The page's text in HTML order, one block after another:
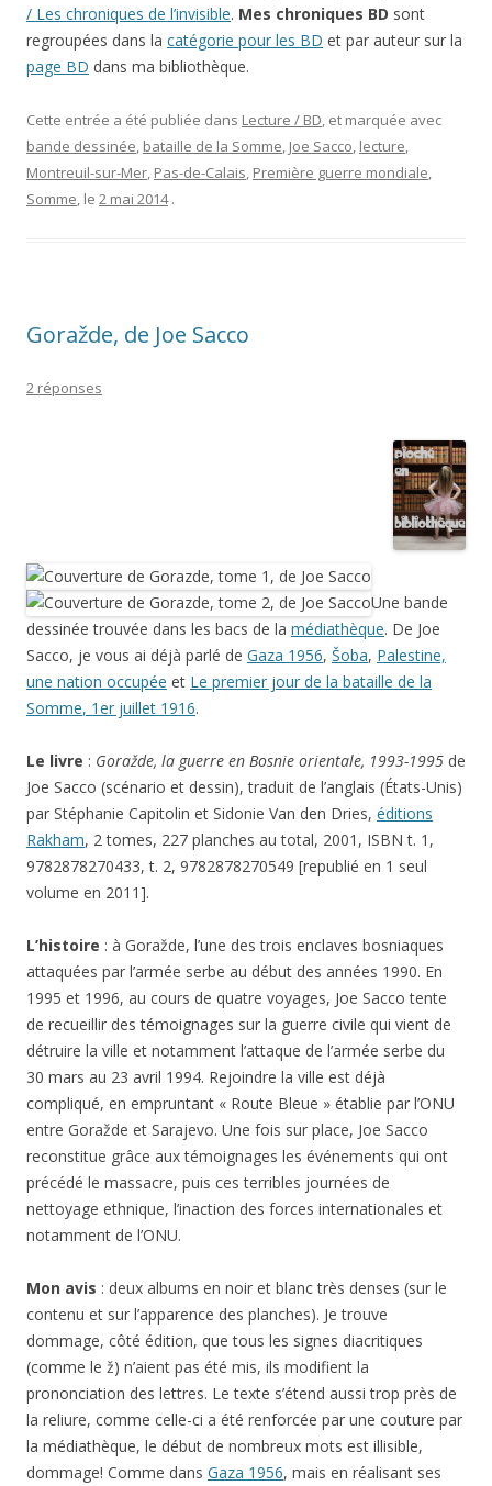
/ Les chroniques de l’invisible. Mes chroniques BD sont
regroupées dans la catégorie pour les BD et par auteur sur la
page BD dans ma bibliothèque.
Cette entrée a été publiée dans Lecture / BD, et marquée avec
bande dessinée, bataille de la Somme, Joe Sacco, lecture,
Montreuil-sur-Mer, Pas-de-Calais, Première guerre mondiale,
Somme, le 2 mai 2014 .
Goražde, de Joe Sacco
2 réponses
Une bande
dessinée trouvée dans les bacs de la médiathèque. De Joe
Sacco, je vous ai déjà parlé de Gaza 1956, Šoba, Palestine,
une nation occupée et Le premier jour de la bataille de la
Somme, 1er juillet 1916.
Le livre : Goražde, la guerre en Bosnie orientale, 1993-1995 de
Joe Sacco (scénario et dessin), traduit de l’anglais (États-Unis)
par Stéphanie Capitolin et Sidonie Van den Dries, éditions
Rakham, 2 tomes, 227 planches au total, 2001, ISBN t. 1,
9782878270433, t. 2, 9782878270549 [republié en 1 seul
volume en 2011].
L’histoire : à Goražde, l’une des trois enclaves bosniaques
attaquées par l’armée serbe au début des années 1990. En
1995 et 1996, au cours de quatre voyages, Joe Sacco tente
de recueillir des témoignages sur la guerre civile qui vient de
détruire la ville et notamment l’attaque de l’armée serbe du
30 mars au 23 avril 1994. Rejoindre la ville est déjà
compliqué, en empruntant « Route Bleue » établie par l’ONU
entre Goražde et Sarajevo. Une fois sur place, Joe Sacco
reconstitue grâce aux témoignages les événements qui ont
précédé le massacre, puis ces terribles journées de
nettoyage ethnique, l’inaction des forces internationales et
notamment de l’ONU.
Mon avis : deux albums en noir et blanc très denses (sur le
contenu et sur l’apparence des planches). Je trouve
dommage, côté édition, que tous les signes diacritiques
(comme le ž) n’aient pas été mis, ils modifient la
prononciation des lettres. Le texte s’étend aussi trop près de
la reliure, comme celle-ci a été renforcée par une couture par
la médiathèque, le début de nombreux mots est illisible,
dommage! Comme dans Gaza 1956, mais en réalisant ses